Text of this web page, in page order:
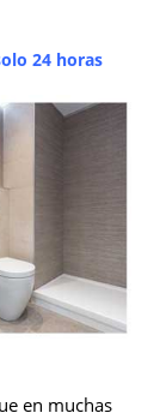
24 horas
en muchas